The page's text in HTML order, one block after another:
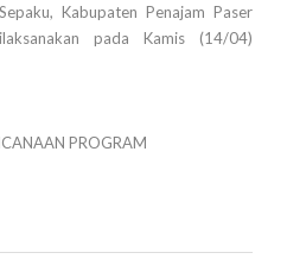
Kabupaten Penajam Paser
pada Kamis (14/04)
PROGRAM